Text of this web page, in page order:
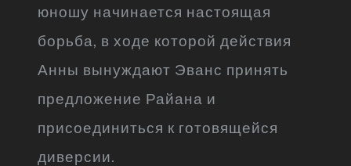
юношу начинается настоящая
борьба, в ходе которой действия
Анны вынуждают Эванс принять
предложение Райана и
присоединиться к готовящейся
диверсии.